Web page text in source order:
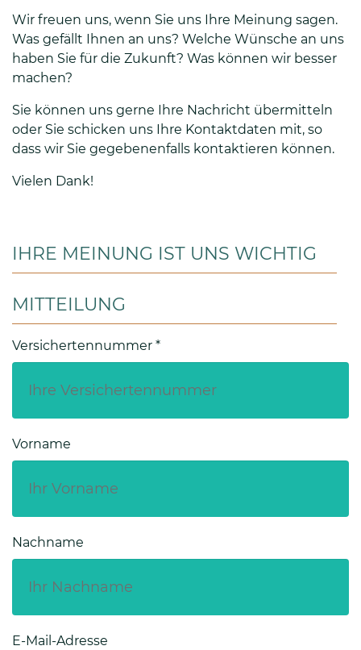
Wir freuen uns, wenn Sie uns Ihre Meinung sagen.
Was gefällt Ihnen an uns? Welche Wünsche an uns
haben Sie für die Zukunft? Was können wir besser
machen?
Sie können uns gerne Ihre Nachricht übermitteln
oder Sie schicken uns Ihre Kontaktdaten mit, so
dass wir Sie gegebenenfalls kontaktieren können.
Vielen Dank!
IHRE MEINUNG IST UNS WICHTIG
MITTEILUNG
Versichertennummer *
Vorname
Nachname
E-Mail-Adresse